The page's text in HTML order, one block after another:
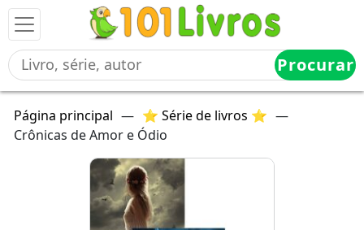
Procurar
Página principal — ⭐ Série de livros ⭐ —
Crônicas de Amor e Ódio